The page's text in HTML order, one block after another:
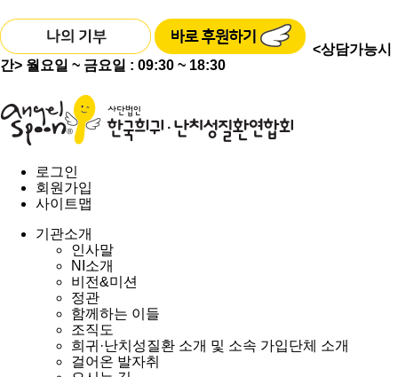
<상담가능시
간> 월요일 ~ 금요일 : 09:30 ~ 18:30
로그인
회원가입
사이트맵
기관소개
인사말
NI소개
비전&미션
정관
함께하는 이들
조직도
희귀·난치성질환 소개 및 소속 가입단체 소개
걸어온 발자취